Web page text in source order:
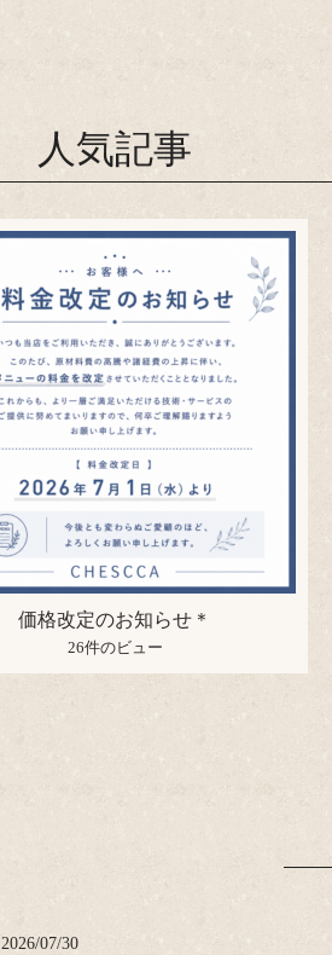
人気記事
価格改定のお知らせ＊
26件のビュー
2026/07/30